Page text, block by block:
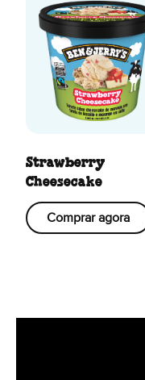
Strawberry
Cheesecake
Comprar agora